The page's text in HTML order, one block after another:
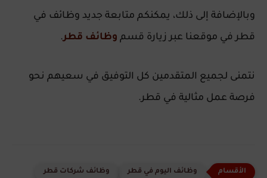
وبالإضافة إلى ذلك، يمكنكم متابعة جديد وظائف في
قطر في موقعنا عبر زيارة قسم وظائف قطر.
نتمنى لجميع المتقدمين كل التوفيق في سعيهم نحو
فرصة عمل مثالية في قطر.
وظائف اليوم في قطر وظائف شركات قطر